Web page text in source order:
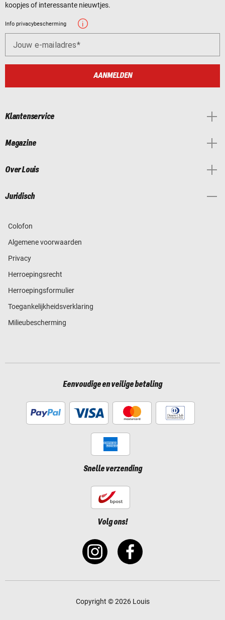
koopjes of interessante nieuwtjes.
Info privacybescherming
Jouw e-mailadres
AANMELDEN
Klantenservice
Magazine
Over Louis
Juridisch
Colofon
Algemene voorwaarden
Privacy
Herroepingsrecht
Herroepingsformulier
Toegankelijkheidsverklaring
Milieubescherming
Eenvoudige en veilige betaling
Snelle verzending
Volg ons!
Copyright © 2026 Louis